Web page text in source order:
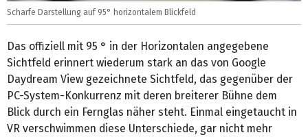
Scharfe Darstellung auf 95° horizontalem Blickfeld
Das offiziell mit 95 ° in der Horizontalen angegebene
Sichtfeld erinnert wiederum stark an das von Google
Daydream View gezeichnete Sichtfeld, das gegenüber der
PC-System-Konkurrenz mit deren breiterer Bühne dem
Blick durch ein Fernglas näher steht. Einmal eingetaucht in
VR verschwimmen diese Unterschiede, gar nicht mehr